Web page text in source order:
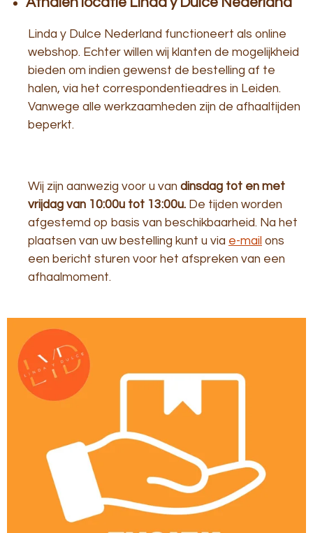
Linda y Dulce Nederland functioneert als online
webshop. Echter willen wij klanten de mogelijkheid
bieden om indien gewenst de bestelling af te
halen, via het correspondentieadres in Leiden.
Vanwege alle werkzaamheden zijn de afhaaltijden
beperkt.
Wij zijn aanwezig voor u van dinsdag tot en met
vrijdag van 10:00u tot 13:00u. De tijden worden
afgestemd op basis van beschikbaarheid. Na het
plaatsen van uw bestelling kunt u via e-mail ons
een bericht sturen voor het afspreken van een
afhaalmoment.